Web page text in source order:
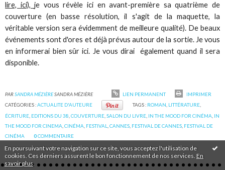
En poursuivant votre navigation sur ce site, vous acceptez l'utilisation de
cookies. Ces derniers assurent le bon fonctionnement de nos services. En
savoir plus.
lire, ici),je vous révèle ici en avant-première sa quatrième de
couverture (en basse résolution, il s'agit de la maquette, la
véritable version sera évidemment de meilleure qualité). De beaux
événements sont d'ores et déjà prévus autour de la sortie. Je vous
en informerai bien sûr ici. Je vous dirai également quand il sera
disponible.
PARSANDRA MÉZIÈRESANDRA MÉZIÈRE LIEN PERMANENT
IMPRIMER
CATÉGORIES :ACTUALITE D'AUTEURE TAGS : ROMAN LITTÉRATURE,
ÉCRITURE EDITIONS DU 38 ,COUVERTURE ,SALON DU LIVRE IN THE MOOD FOR CINÉMA IN
THE MOOD FOR CINEMA ,CINÉMA FESTIVAL ,CANNES FESTIVAL DE CANNES FESTIVAL DE
CINÉMA
0COMMENTAIRE